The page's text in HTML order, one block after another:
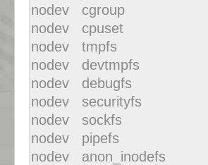
nodev cgroup
nodev cpuset
nodev tmpfs
nodev devtmpfs
nodev debugfs
nodev securityfs
nodev sockfs
nodev pipefs
nodev anon_inodefs